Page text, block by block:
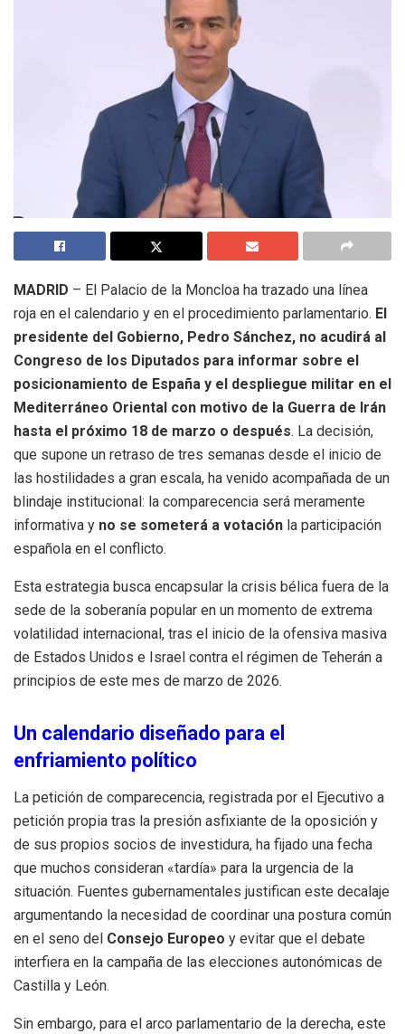
MADRID – El Palacio de la Moncloa ha trazado una línea
roja en el calendario y en el procedimiento parlamentario. El
presidente del Gobierno, Pedro Sánchez, no acudirá al
Congreso de los Diputados para informar sobre el
posicionamiento de España y el despliegue militar en el
Mediterráneo Oriental con motivo de la Guerra de Irán
hasta el próximo 18 de marzo o después. La decisión,
que supone un retraso de tres semanas desde el inicio de
las hostilidades a gran escala, ha venido acompañada de un
blindaje institucional: la comparecencia será meramente
informativa y no se someterá a votación la participación
española en el conflicto.
Esta estrategia busca encapsular la crisis bélica fuera de la
sede de la soberanía popular en un momento de extrema
volatilidad internacional, tras el inicio de la ofensiva masiva
de Estados Unidos e Israel contra el régimen de Teherán a
principios de este mes de marzo de 2026.
Un calendario diseñado para el
enfriamiento político
La petición de comparecencia, registrada por el Ejecutivo a
petición propia tras la presión asfixiante de la oposición y
de sus propios socios de investidura, ha fijado una fecha
que muchos consideran «tardía» para la urgencia de la
situación. Fuentes gubernamentales justifican este decalaje
argumentando la necesidad de coordinar una postura común
en el seno del Consejo Europeo y evitar que el debate
interfiera en la campaña de las elecciones autonómicas de
Castilla y León.
Sin embargo, para el arco parlamentario de la derecha, este